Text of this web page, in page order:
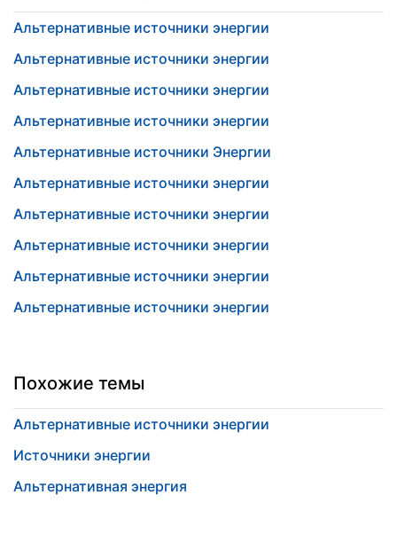
Альтернативные источники энергии
Альтернативные источники энергии
Альтернативные источники энергии
Альтернативные источники энергии
Альтернативные источники Энергии
Альтернативные источники энергии
Альтернативные источники энергии
Альтернативные источники энергии
Альтернативные источники энергии
Альтернативные источники энергии
Похожие темы
Альтернативные источники энергии
Источники энергии
Альтернативная энергия